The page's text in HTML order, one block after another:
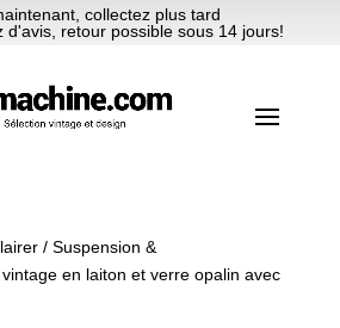
collectez plus tard
d'avis, retour possible sous 14 jours!
/ Suspension &
en laiton et verre opalin avec